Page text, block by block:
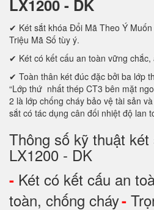
LX1200 - DK
✔ Két sắt khóa Đổi Mã Theo Ý
Triệu Mã Số tùy ý.
✔ Két có kết cấu an toàn vững
✔ Toàn thân két đúc đặc bởi ba lớp
“Lớp thứ nhất thép CT3 bên mặt
2 là lớp chống cháy bảo vệ tài sản
sắt có tác dụng cân đối nhiệt độ lan
Thông số kỹ thuật
LX1200 - DK
- Két có kết cấu an
toàn, chống cháy-